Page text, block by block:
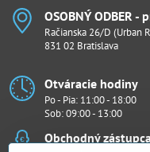
OSOBNÝ ODBER
Račianska 26/D (Urban
831 02 Bratislava
Otváracie hodiny
Po - Pia: 11:00 - 18:00
Sob: 09:00 - 13:00
Obchodný